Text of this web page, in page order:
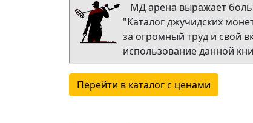
МД арена выражает
"Каталог джучидских
за огромный труд и свой
использование данной
Перейти в каталог с ценами